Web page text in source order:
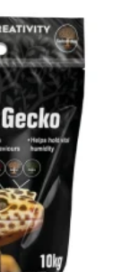
od
26,69 €
do
36,99 €